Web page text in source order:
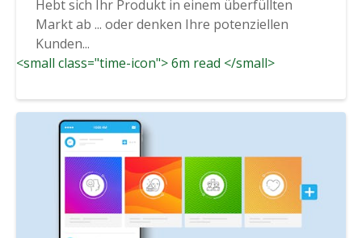
Hebt sich Ihr Produkt in einem überfüllten
Markt ab ... oder denken Ihre potenziellen
Kunden...
<small class="time-icon"> 6m read </small>